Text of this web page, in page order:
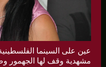
عين على السينما
مشهدية وقف لها الجهمور